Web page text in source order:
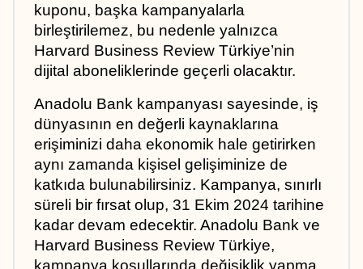
kuponu, başka kampanyalarla
birleştirilemez, bu nedenle yalnızca
Harvard Business Review Türkiye’nin
dijital aboneliklerinde geçerli olacaktır.
Anadolu Bank kampanyası sayesinde, iş
dünyasının en değerli kaynaklarına
erişiminizi daha ekonomik hale getirirken
aynı zamanda kişisel gelişiminize de
katkıda bulunabilirsiniz. Kampanya, sınırlı
süreli bir fırsat olup, 31 Ekim 2024 tarihine
kadar devam edecektir. Anadolu Bank ve
Harvard Business Review Türkiye,
kampanya koşullarında değişiklik yapma